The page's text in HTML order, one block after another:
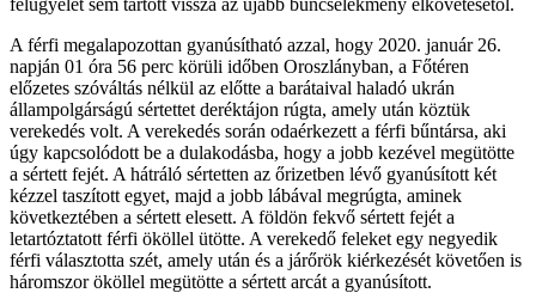
A férfi megalapozottan gyanúsítható azzal, hogy 2020. január 26.
napján 01 óra 56 perc körüli időben Oroszlányban, a Főtéren
előzetes szóváltás nélkül az előtte a barátaival haladó ukrán
állampolgárságú sértettet deréktájon rúgta, amely után köztük
verekedés volt. A verekedés során odaérkezett a férfi bűntársa, aki
úgy kapcsolódott be a dulakodásba, hogy a jobb kezével megütötte
a sértett fejét. A hátráló sértetten az őrizetben lévő gyanúsított két
kézzel taszított egyet, majd a jobb lábával megrúgta, aminek
következtében a sértett elesett. A földön fekvő sértett fejét a
letartóztatott férfi ököllel ütötte. A verekedő feleket egy negyedik
férfi választotta szét, amely után és a járőrök kiérkezését követően is
háromszor ököllel megütötte a sértett arcát a gyanúsított.